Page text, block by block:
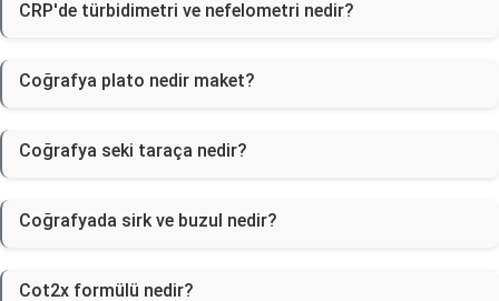
CRP'de türbidimetri ve nefelometri nedir?
Coğrafya plato nedir maket?
Coğrafya seki taraça nedir?
Coğrafyada sirk ve buzul nedir?
Cot2x formülü nedir?